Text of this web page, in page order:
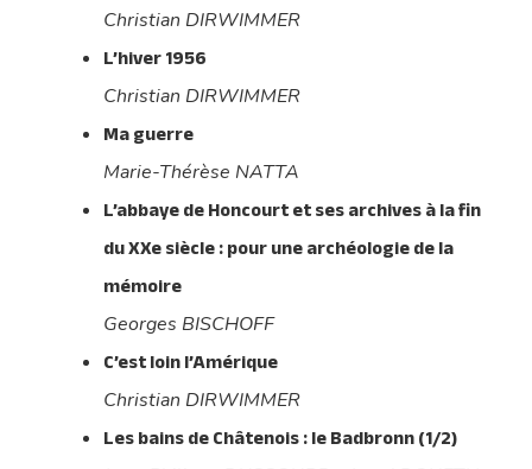
Christian DIRWIMMER
L’hiver 1956
Christian DIRWIMMER
Ma guerre
Marie-Thérèse NATTA
L’abbaye de Honcourt et ses archives à la fin
du XXe siècle : pour une archéologie de la
mémoire
Georges BISCHOFF
C’est loin l’Amérique
Christian DIRWIMMER
Les bains de Châtenois : le Badbronn (1/2)